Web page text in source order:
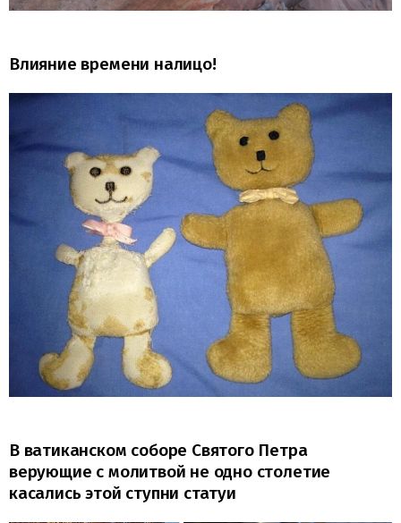
Влияние времени налицо!
В ватиканском соборе Святого Петра
верующие с молитвой не одно столетие
касались этой ступни статуи